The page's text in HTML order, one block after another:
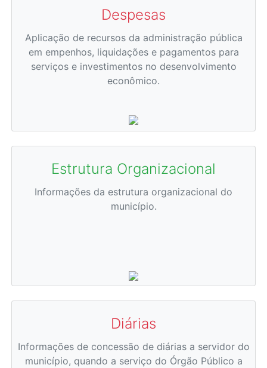
Despesas
Aplicação de recursos da administração pública
em empenhos, liquidações e pagamentos para
serviços e investimentos no desenvolvimento
econômico.
Estrutura Organizacional
Informações da estrutura organizacional do
município.
Diárias
Informações de concessão de diárias a servidor do
município, quando a serviço do Órgão Público a